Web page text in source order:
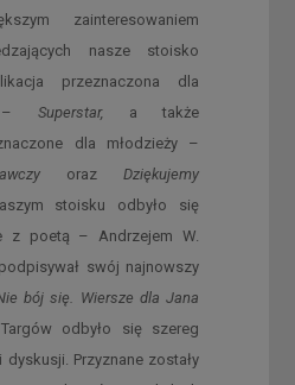
zainteresowaniem
nasze stoisko
przeznaczona dla
– Superstar, a także
dla młodzieży –
orazDziękujemy
stoisku odbyło się
z poetą – Andrzejem W.
swój najnowszy
bój się. Wiersze dla Jana
odbyło się szereg
Przyznane zostały